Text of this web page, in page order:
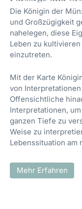
Die Königin der
und Großzügigkeit
nahelegen, diese
Leben zu
einzutreten.
Mit der Karte
von
Offensichtliche
Interpretationen,
ganzen Tiefe zu
Weise zu
Lebenssituation am
Mehr Erfahren